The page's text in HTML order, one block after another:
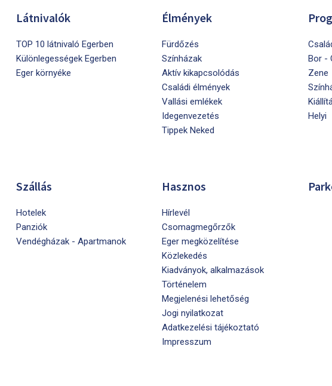
Látnivalók
TOP 10 látnivaló Egerben
Különlegességek Egerben
Eger környéke
Élmények
Fürdőzés
Színházak
Aktív kikapcsolódás
Családi élmények
Vallási emlékek
Idegenvezetés
Tippek Neked
Bor -
Zene
Helyi
Szállás
Hotelek
Panziók
Vendégházak - Apartmanok
Hasznos
Hírlevél
Csomagmegőrzők
Eger megközelítése
Közlekedés
Kiadványok, alkalmazások
Történelem
Megjelenési lehetőség
Jogi nyilatkozat
Adatkezelési tájékoztató
Impresszum